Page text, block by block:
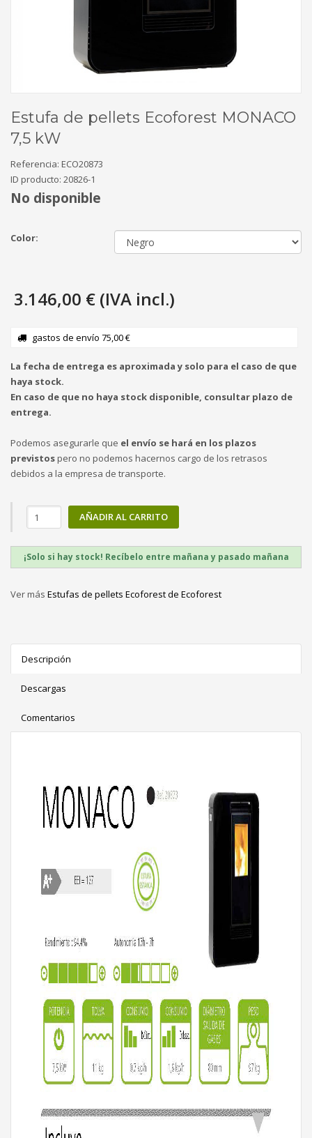
Estufa de pellets Ecoforest MONACO
7,5 kW
Referencia: ECO20873
ID producto: 20826-1
No disponible
Color:
3.146,00 € (IVA incl.)
gastos de envío 75,00 €
La fecha de entrega es aproximada y solo para el caso de que
haya stock.
En caso de que no haya stock disponible, consultar plazo de
entrega.
Podemos asegurarle que el envío se hará en los plazos
previstospero no podemos hacernos cargo de los retrasos
debidos a la empresa de transporte.
AÑADIR AL CARRITO
¡Solo si hay stock! Recíbelo entre mañana y pasado mañana
Ver más Estufas de pellets Ecoforest de Ecoforest
Descripción
Descargas
Comentarios